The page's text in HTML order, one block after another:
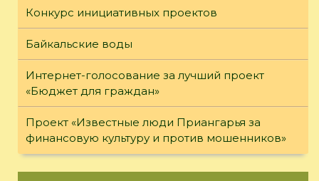
Конкурс инициативных проектов
Байкальские воды
Интернет-голосование за лучший проект
«Бюджет для граждан»
Проект «Известные люди Приангарья за
финансовую культуру и против мошенников»